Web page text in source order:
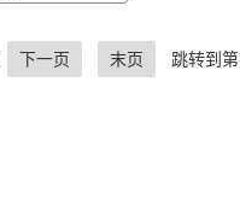
下一页 末页 跳转到第